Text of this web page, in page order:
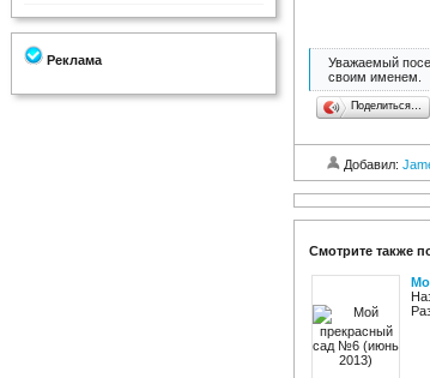
Реклама
Уважаемый
своим именем.
Поделиться…
Добавил:
Смотрите также